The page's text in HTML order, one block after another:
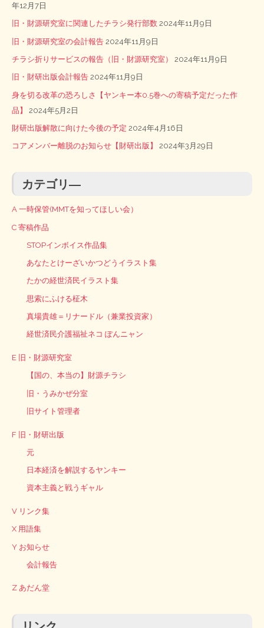
年12月7日
旧・財源研究室に関連したチラシ発行部数 2024年11月9日
旧・財源研究室の会計報告 2024年11月9日
チラシ折りサービスの報告（旧・財源研究室） 2024年11月9日
旧・財研出版会計報告 2024年11月9日
身を切る改革の恐ろしさ【ヤンキー本0.5巻への寄稿予定だった作
品】
2024年5月2日
財研出版解散に向けた今後の予定 2024年4月16日
コアメンバー離脱のお知らせ【財研出版】 2024年3月29日
カテゴリ―
A 一時保管(MMTを知ってほしい会）
C 寄稿作品
STOPインボイス作品集
あなたとけーざいかつどうイラスト集
たかの経世済民イラスト集
思索にふける柾木
真場貴雄＝リナードル（兼業投資家）
経世済民介護福祉ネコ ぽんニャン
E 旧・財源研究室
【国の、本当の】財源チラシ
旧・うみかぜ分室
旧サイト管理者
F 旧・財研出版
元
日本経済を解説するヤンキー
資本主義と戦うギャル
V リンク集
X 用語集
Y お知らせ
会計報告
Z あだん堂